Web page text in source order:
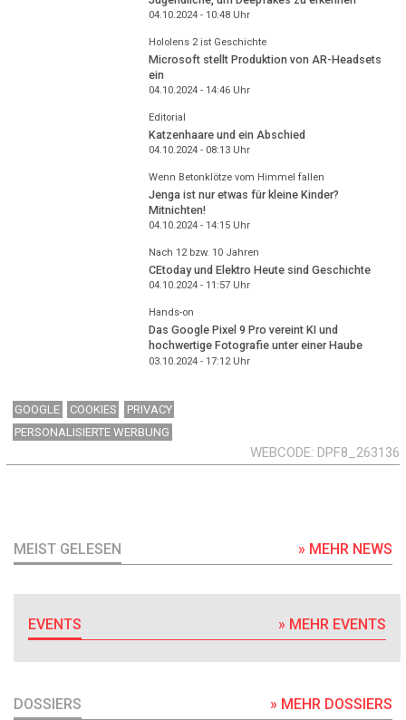
04.10.2024 - 10:48Uhr
Hololens 2 ist Geschichte
Microsoft stellt Produktion von AR-Headsets
ein
04.10.2024 - 14:46Uhr
Editorial
Katzenhaare und ein Abschied
04.10.2024 - 08:13Uhr
Wenn Betonklötze vom Himmel fallen
Jenga ist nur etwas für kleine Kinder?
Mitnichten!
04.10.2024 - 14:15Uhr
Nach 12 bzw. 10 Jahren
CEtoday und Elektro Heute sind Geschichte
04.10.2024 - 11:57Uhr
Hands-on
Das Google Pixel 9 Pro vereint KI und
hochwertige Fotografie unter einer Haube
03.10.2024 - 17:12Uhr
GOOGLE COOKIES
PRIVACY
PERSONALISIERTE WERBUNG
WEBCODE DPF8_263136
MEIST GELESEN » MEHR NEWS
EVENTS » MEHR EVENTS
DOSSIERS » MEHR DOSSIERS